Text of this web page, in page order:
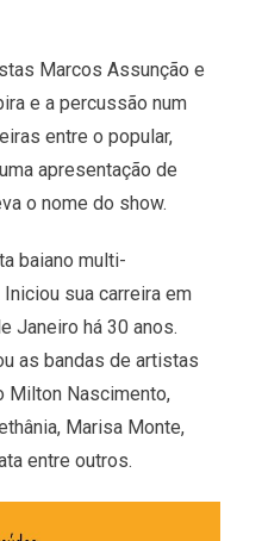
Marcos Assunção e
e a percussão num
entre o popular,
apresentação de
o nome do show.
baiano multi-
sua carreira em
Janeiro há 30 anos.
as bandas de artistas
Milton Nascimento,
Marisa Monte,
entre outros.